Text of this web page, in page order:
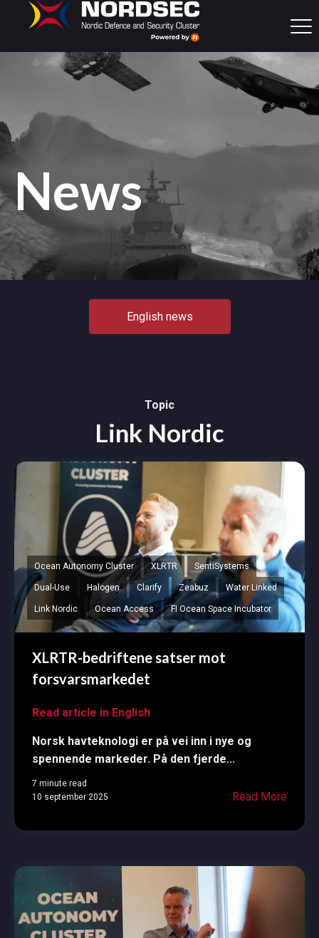
News
English news
Topic
Link Nordic
Ocean Autonomy Cluster XLRTR SentiSystems
Dual-Use Halogen Clarify Zeabuz Water Linked
Link Nordic Ocean Access FI Ocean Space Incubator
XLRTR-bedriftene satser mot
forsvarsmarkedet
Read article in English
Norsk havteknologi er på vei inn i nye og
spennende markeder. På den fjerde...
7 minute read
10 september 2025
Read More